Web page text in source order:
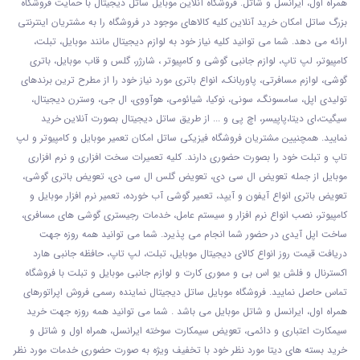
بزرگ ساتل امکان خرید آنلاین کلیه کالاهای موجود در فروشگاه را به مشتریان اینترنتی
ارائه می دهد. شما می توانید کلیه نیاز خود به لوازم دیجیتال مانند موبایل، تبلت،
کامپیوتر، لپ تاپ، لوازم جانبی گوشی و کامپیوتر ، شارژر، گلس و قاب موبایل، باتری
گوشی، لوازم مسافرتی، پاوربانک، انواع باتری مورد نیاز خود را از مطرح ترین برندهای
تولیدی اپل، سامسونگ، سونی، نوکیا، شیائومی، هوآووی، ال جی، وسترن دیجیتال،
سیگیت،ای دیتا،پاپیسر، اچ پی و ... از طریق ساتل دیجیتال بصورت آنلاین خرید
نمایید. همچنیین مشتریان فروشگاه فیزیکی ساتل امکان تعمیر موبایل و کامپیوتر و لپ
تاپ و تبلت خود را بصورت حضوری دارند. کلیه تعمیرات سخت افزاری و نرم افزاری
موبایل از جمله تعویض ال سی دی، تعویض گلس ال سی دی، تعویض باتری گوشی،
تعویض باتری انواع آیفون و آیپد، تعمیر گوشی آب خورده، تعمیر نرم افزار موبایل و
کامپیوتر، نصب انواع نرم افزار و سیستم عامل، خدمات رجیستری گوشی های مسافری،
ساخت اپل آیدی در حضور شما انجام می پذیرد. شما می توانید همه روزه جهت
دریافت قیمت روز انواع کالای دیجیتال موبایل، تبلت، لپ تاپ، حافظه جانبی هارد
اکسترنال و فلش یو اس بی و مموری کارت و لوازم جانبی موبایل و تبلت با فروشگاه
تماس حاصل نمایید. فروشگاه موبایل ساتل دیجیتال نماینده رسمی فروش اپراتورهای
همراه اول، ایرانسل و شاتل موبایل می باشد . شما می توانید همه روزه جهت خرید
سیمکارت اعتباری و دائمی، تعویض سیمکارت سوخته ایرانسل، همراه اول و شاتل و
خرید بسته های دیتا مورد نظر خود با تخفیف ویژه به صورت حضوری خدمات مورد نظر